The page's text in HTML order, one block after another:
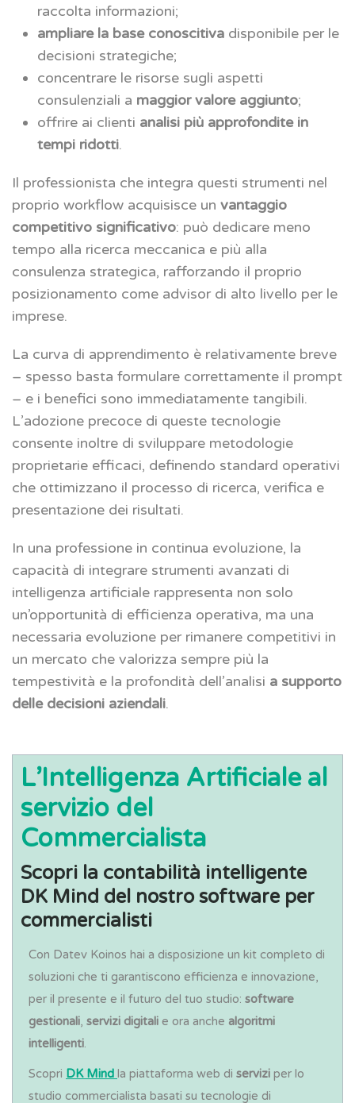
raccolta informazioni;
ampliare la base conoscitiva disponibile per le
decisioni strategiche;
concentrare le risorse sugli aspetti
consulenziali a maggior valore aggiunto;
offrire ai clienti analisi più approfondite in
tempi ridotti.
Il professionista che integra questi strumenti nel
proprio workflow acquisisce un vantaggio
competitivo significativo: può dedicare meno
tempo alla ricerca meccanica e più alla
consulenza strategica, rafforzando il proprio
posizionamento come advisor di alto livello per le
imprese.
La curva di apprendimento è relativamente breve
– spesso basta formulare correttamente il prompt
– e i benefici sono immediatamente tangibili.
L’adozione precoce di queste tecnologie
consente inoltre di sviluppare metodologie
proprietarie efficaci, definendo standard operativi
che ottimizzano il processo di ricerca, verifica e
presentazione dei risultati.
In una professione in continua evoluzione, la
capacità di integrare strumenti avanzati di
intelligenza artificiale rappresenta non solo
un’opportunità di efficienza operativa, ma una
necessaria evoluzione per rimanere competitivi in
un mercato che valorizza sempre più la
tempestività e la profondità dell’analisi a supporto
delle decisioni aziendali.
L’Intelligenza Artificiale al
servizio del
Commercialista
Scopri la contabilità intelligente
DK Mind del nostro software per
commercialisti
Con Datev Koinos hai a disposizione un kit completo di
soluzioni che ti garantiscono efficienza e innovazione,
per il presente e il futuro del tuo studio: software
gestionali, servizi digitali e ora anche algoritmi
intelligenti.
Scopri DK Mind la piattaforma web di servizi per lo
studio commercialista basati su tecnologie di